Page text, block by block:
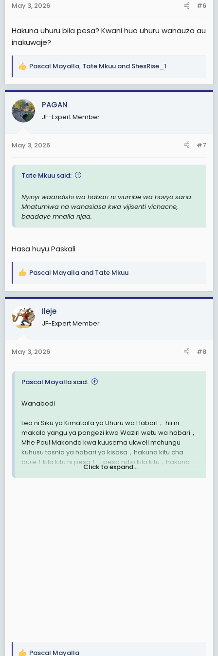
s
May 3, 2026 #6
Hakuna uhuru bila pesa? Kwani huo uhuru wanauza au
inakuwaje?
R
a
c
t
i
s
Pascal Mayalla, Tate Mkuu and ShesRise_1
PAGAN
JF-Expert Member
May 3, 2026 #7
Tate Mkuu said:
Nyinyi waandishi wa habari ni viumbe wa hovyo sana.
Mnatumiwa na wanasiasa kwa vijisenti vichache,
baadaye mnalia njaa.
Hasa huyu Paskali
R
a
t
i
s
Pascal Mayalla and Tate Mkuu
Ileje
JF-Expert Member
May 3, 2026 #8
Pascal Mayalla said:
Wanabodi
Leo ni Siku ya Kimataifa ya Uhuru wa HabarI， hii ni
makala yangu ya pongezi kwa Waziri wetu wa habari，
Mhe Paul Makonda kwa kuusema ukweli mchungu
kuhusu tasnia ya habari ya kisasa，hakuna kitu cha
bure！kila kitu ni pesa！，pesa ndio kila kitu，hakuna
uhuru wa habari，bila uhuru wa kiuchumi，hakuna
Click to expand...
Pascal Mayalla